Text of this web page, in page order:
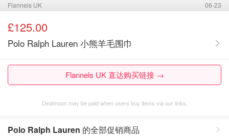
Flannels UK 06-23
£125.00
Polo Ralph Lauren 小熊羊毛围巾
Flannels UK 直达购买链接 →
Dealmoon may be paid when users buy items via our links.
Polo Ralph Lauren 的全部促销商品